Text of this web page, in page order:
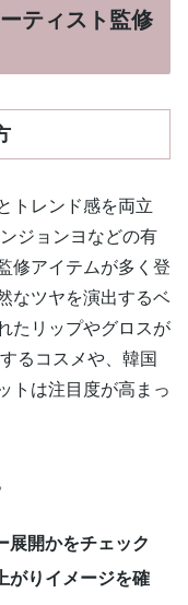
ティスト監修
トレンド感を両立
ジョンヨなどの有
修アイテムが多く登
なツヤを演出するベ
たリップやグロスが
るコスメや、韓国
トは注目度が高まっ
展開かをチェック
がりイメージを確